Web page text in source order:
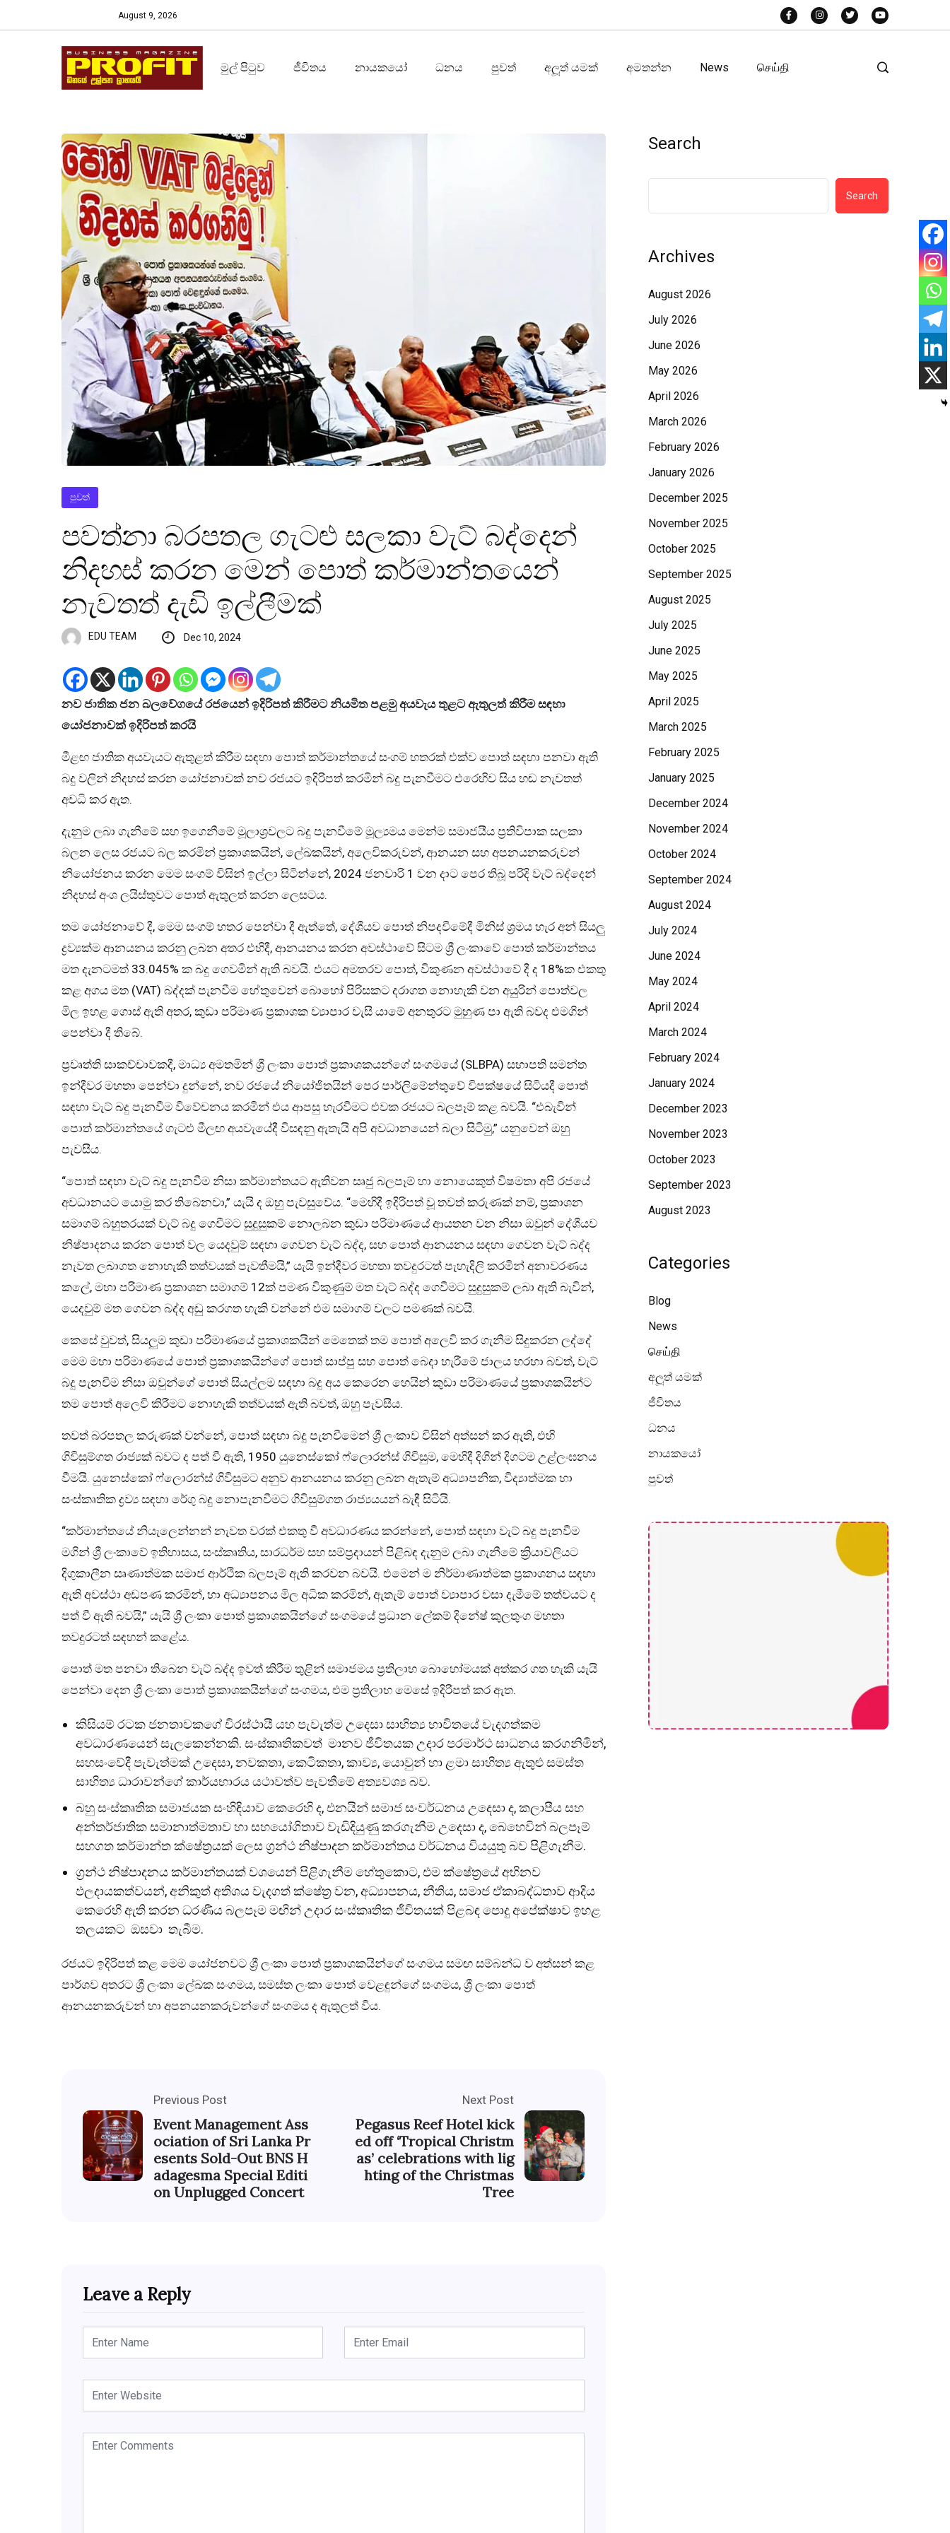
August 9, 2026
මුල් පිටුව ජීවිතය නායකයෝ ධනය පුවත් අලූත් යමක් අමතන්න News செய்தி
පුවත්
පවත්නා බරපතල ගැටළු සලකා වැට් බද්දෙන්
නිදහස් කරන මෙන් පොත් කර්මාන්තයෙන්
නැවතත් දැඩි ඉල්ලීමක්
EDU TEAM Dec 10, 2024
නව ජාතික ජන බලවේගයේ රජයෙන් ඉදිරිපත් කිරීමට නියමිත පළමු අයවැය තුළට ඇතුලත් කිරීම සඳහා
යෝජනාවක් ඉදිරිපත් කරයි
මීළඟ ජාතික අයවැයට ඇතුළත් කිරීම සඳහා පොත් කර්මාන්තයේ සංගම් හතරක් එක්ව පොත් සඳහා පනවා ඇති
බදු වලින් නිදහස් කරන යෝජනාවක් නව රජයට ඉදිරිපත් කරමින් බදු පැනවීමට එරෙහිව සිය හඬ නැවතත්
අවධි කර ඇත.
දැනුම ලබා ගැනීමේ සහ ඉගෙනීමේ මූලාශ්‍රවලට බදු පැනවීමේ මූල්‍යමය මෙන්ම සමාජයීය ප්‍රතිවිපාක සලකා
බලන ලෙස රජයට බල කරමින් ප්‍රකාශකයින්, ලේඛකයින්, අලෙවිකරුවන්, ආනයන සහ අපනයනකරුවන්
නියෝජනය කරන මෙම සංගම් විසින් ඉල්ලා සිටින්නේ, 2024 ජනවාරි 1 වන දාට පෙර තිබූ පරිදි වැට් බද්දෙන්
නිදහස් අංශ ලයිස්තුවට පොත් ඇතුලත් කරන ලෙසටය.
තම යෝජනාවේ දී, මෙම සංගම් හතර පෙන්වා දී ඇත්තේ, දේශීයව පොත් නිපදවීමේදී මිනිස් ශ්‍රමය හැර අන් සියලු
ද්‍රව්‍යක්ම ආනයනය කරනු ලබන අතර එහිදී, ආනයනය කරන අවස්ථාවේ සිටම ශ්‍රී ලංකාවේ පොත් කර්මාන්තය
මත දැනටමත් 33.045% ක බදු ගෙවමින් ඇති බවයි. එයට අමතරව පොත්, විකුණන අවස්ථාවේ දී ද 18%ක එකතු
කළ අගය මත (VAT) බද්දක් පැනවීම හේතුවෙන් බොහෝ පිරිසකට දරාගත නොහැකි වන අයුරින් පොත්වල
මිල ඉහළ ගොස් ඇති අතර, කුඩා පරිමාණ ප්‍රකාශක ව්‍යාපාර වැසී යාමේ අනතුරට මුහුණ පා ඇති බවද එමගින්
පෙන්වා දී තිබේ.
ප්‍රවෘත්ති සාකච්චාවකදී, මාධ්‍ය අමතමින් ශ්‍රී ලංකා පොත් ප්‍රකාශකයන්ගේ සංගමයේ (SLBPA) සභාපති සමන්ත
ඉන්දීවර මහතා පෙන්වා දුන්නේ, නව රජයේ නියෝජිතයින් පෙර පාර්ලිමේන්තුවේ විපක්ෂයේ සිටියදී පොත්
සඳහා වැට් බදු පැනවීම විවේචනය කරමින් එය ආපසු හැරවීමට එවක රජයට බලපෑම් කළ බවයි. “එබැවින්
පොත් කර්මාන්තයේ ගැටළු මීලඟ අයවැයේදී විසඳනු ඇතැයි අපි අවධානයෙන් බලා සිටිමු,” යනුවෙන් ඔහු
පැවසීය.
“පොත් සඳහා වැට් බදු පැනවීම නිසා කර්මාන්තයට ඇතිවන සෘජු බලපෑම් හා නොයෙකුත් විෂමතා අපි රජයේ
අවධානයට යොමු කර තිබෙනවා,” යැයි ද ඔහු පැවසුවේය. “මෙහිදී ඉදිරිපත් වූ තවත් කරුණක් නම්, ප්‍රකාශන
සමාගම් බහුතරයක් වැට් බදු ගෙවීමට සුදුසුකම් නොලබන කුඩා පරිමාණයේ ආයතන වන නිසා ඔවුන් දේශීයව
නිෂ්පාදනය කරන පොත් වල යෙදවුම් සඳහා ගෙවන වැට් බද්ද, සහ පොත් ආනයනය සඳහා ගෙවන වැට් බද්ද
නැවත ලබාගත නොහැකි තත්වයක් පැවතීමයි,” යැයි ඉන්දීවර මහතා තවදුරටත් පැහැදිලි කරමින් අනාවරණය
කලේ, මහා පරිමාණ ප්‍රකාශන සමාගම් 12ක් පමණ විකුණුම් මත වැට් බද්ද ගෙවීමට සුදුසුකම් ලබා ඇති බැවින්,
යෙදවුම් මත ගෙවන බද්ද අඩු කරගත හැකි වන්නේ එම සමාගම් වලට පමණක් බවයි.
කෙසේ වුවත්, සියලුම කුඩා පරිමාණයේ ප්‍රකාශකයින් මෙතෙක් තම පොත් අලෙවි කර ගැනීම සිදුකරන ලද්දේ
මෙම මහා පරිමාණයේ පොත් ප්‍රකාශකයින්ගේ පොත් සාප්පු සහ පොත් බෙදා හැරීමේ ජාලය හරහා බවත්, වැට්
බදු පැනවීම නිසා ඔවුන්ගේ පොත් සියල්ලම සඳහා බදු අය කෙරෙන හෙයින් කුඩා පරිමාණයේ ප්‍රකාශකයින්ට
තම පොත් අලෙවි කිරීමට නොහැකි තත්වයක් ඇති බවත්, ඔහු පැවසීය.
තවත් බරපතල කරුණක් වන්නේ, පොත් සඳහා බදු පැනවීමෙන් ශ්‍රී ලංකාව විසින් අත්සන් කර ඇති, එහි
ගිවිසුම්ගත රාජ්‍යක් බවට ද පත් වී ඇති, 1950 යුනෙස්කෝ ෆ්ලොරන්ස් ගිවිසුම, මෙහිදී දිගින් දිගටම උළ්ලංඝනය
වීමයි. යුනෙස්කෝ ෆ්ලොරන්ස් ගිවිසුමට අනුව ආනයනය කරනු ලබන ඇතැම් අධ්‍යාපනික, විද්‍යාත්මක හා
සංස්කෘතික ද්‍රව්‍ය සඳහා රේගු බදු නොපැනවීමට ගිවිසුම්ගත රාජ්‍යයයන් බැඳී සිටියි.
“කර්මාන්තයේ නියැලෙන්නන් නැවත වරක් එකතු වී අවධාරණය කරන්නේ, පොත් සඳහා වැට් බදු පැනවීම
මගින් ශ්‍රී ලංකාවේ ඉතිහාසය, සංස්කෘතිය, සාරධර්ම සහ සම්ප්‍රදායන් පිළිබඳ දැනුම ලබා ගැනීමේ ක්‍රියාවලියට
දිගුකාලීන සෘණාත්මක සමාජ ආර්ථික බලපෑම් ඇති කරවන බවයි. එමෙන් ම නිර්මාණාත්මක ප්‍රකාශනය සඳහා
ඇති අවස්ථා අඩපණ කරමින්, හා අධ්‍යාපනය මිල අධික කරමින්, ඇතැම් පොත් ව්‍යාපාර වසා දැමීමේ තත්වයට ද
පත් වී ඇති බවයි,” යැයි ශ්‍රී ලංකා පොත් ප්‍රකාශකයින්ගේ සංගමයේ ප්‍රධාන ලේකම් දිනේෂ් කුලතුංග මහතා
තවදුරටත් සඳහන් කළේය.
පොත් මත පනවා තිබෙන වැට් බද්ද ඉවත් කිරීම තුළින් සමාජමය ප්‍රතිලාභ බොහෝමයක් අත්කර ගත හැකි යැයි
පෙන්වා දෙන ශ්‍රී ලංකා පොත් ප්‍රකාශකයින්ගේ සංගමය, එම ප්‍රතිලාභ මෙසේ ඉදිරිපත් කර ඇත.
කිසියම් රටක ජනතාවකගේ චිරස්ථායී යහ පැවැත්ම උදෙසා සාහිත්‍ය භාවිතයේ වැදගත්කම
අවධාරණයෙන් සැලකෙන්නකි. සංස්කෘතිකවත් මානව ජීවිතයක උදාර පරමාර්ථ සාධනය කරගනිමින්,
සහසංවේදී පැවැත්මක් උදෙසා, නවකතා, කෙටිකතා, කාව්‍ය, යොවුන් හා ළමා සාහිත්‍ය ඇතුළු සමස්ත
සාහිත්‍ය ධාරාවන්ගේ කාර්යභාරය යථාවත්ව පැවතීමේ අත්‍යවශ්‍ය බව.
බහු සංස්කෘතික සමාජයක සංහිඳියාව කෙරෙහි ද, එනයින් සමාජ සංවර්ධනය උදෙසා ද, කලාපීය සහ
අන්තර්ජාතික සමානාත්මතාව හා සහයෝගිතාව වැඩිදියුණු කරගැනීම උදෙසා ද, බෙහෙවින් බලපෑම්
සහගත කර්මාන්ත ක්ෂේත්‍රයක් ලෙස ග්‍රන්ථ නිෂ්පාදන කර්මාන්තය වර්ධනය වියයුතු බව පිළිගැනීම.
ග්‍රන්ථ නිෂ්පාදනය කර්මාන්තයක් වශයෙන් පිළිගැනීම හේතුකොට, එම ක්ෂේත්‍රයේ අභිනව
ඵලදායකත්වයන්, අනිකුත් අතිශය වැදගත් ක්ෂේත්‍ර වන, අධ්‍යාපනය, නීතිය, සමාජ ඒකාබද්ධතාව ආදිය
කෙරෙහි ඇති කරන ධරණීය බලපෑම මඟින් උදාර සංස්කෘතික ජීවිතයක් පිළබඳ පොදු අපේක්ෂාව ඉහළ
තලයකට ඔසවා තැබීම.
රජයට ඉදිරිපත් කළ මෙම යෝජනවට ශ්‍රී ලංකා පොත් ප්‍රකාශකයින්ගේ සංගමය සමඟ සම්බන්ධ ව අත්සන් කළ
පාර්ශව අතරට ශ්‍රී ලංකා ලේඛක සංගමය, සමස්ත ලංකා පොත් වෙළඳුන්ගේ සංගමය, ශ්‍රී ලංකා පොත්
ආනයනකරුවන් හා අපනයනකරුවන්ගේ සංගමය ද ඇතුලත් විය.
Previous Post
Event Management Ass
ociation of Sri Lanka Pr
esents Sold-Out BNS H
adagesma Special Editi
on Unplugged Concert
Next Post
Pegasus Reef Hotel kick
ed off ‘Tropical Christm
as’ celebrations with lig
hting of the Christmas
Tree
Leave a Reply
Search
Search
Archives
August 2026
July 2026
June 2026
May 2026
April 2026
March 2026
February 2026
January 2026
December 2025
November 2025
October 2025
September 2025
August 2025
July 2025
June 2025
May 2025
April 2025
March 2025
February 2025
January 2025
December 2024
November 2024
October 2024
September 2024
August 2024
July 2024
June 2024
May 2024
April 2024
March 2024
February 2024
January 2024
December 2023
November 2023
October 2023
September 2023
August 2023
Categories
Blog
News
செய்தி
අලූත් යමක්
ජීවිතය
ධනය
නායකයෝ
පුවත්